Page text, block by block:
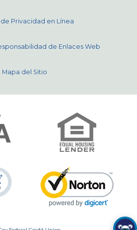
Privacidad en Línea
de Enlaces Web
Mapa del Sitio